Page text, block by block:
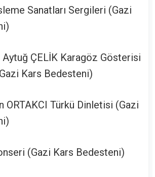
Sanatları Sergileri (Gazi
Aytuğ ÇELİK Karagöz Gösterisi
Kars Bedesteni)
ORTAKCI Türkü Dinletisi (Gazi
(Gazi Kars Bedesteni)